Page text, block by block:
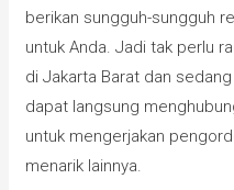
berikan sungguh-sungguh
untuk Anda. Jadi tak perlu
di Jakarta Barat dan
dapat langsung
untuk mengerjakan
menarik lainnya.